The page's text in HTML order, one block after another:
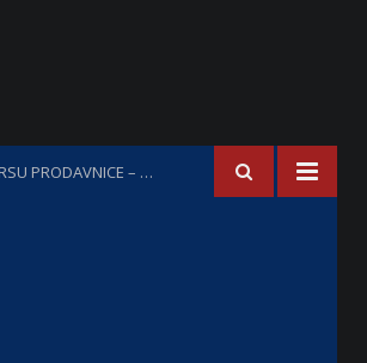
PERSU PRODAVNICE – KATALOG I AKCIJE